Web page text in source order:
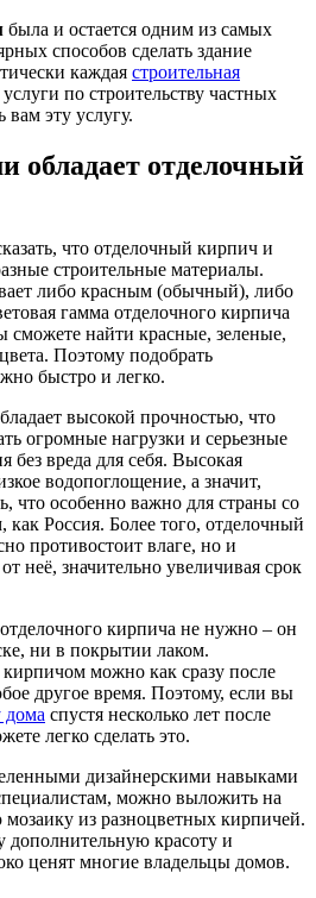
была и остается одним из самых
способов сделать здание
каждая строительная
по строительству частных
эту услугу.
обладает отделочный
что отделочный кирпич и
строительные материалы.
либо красным (обычный), либо
гамма отделочного кирпича
найти красные, зеленые,
Поэтому подобрать
быстро и легко.
высокой прочностью, что
огромные нагрузки и серьезные
без вреда для себя. Высокая
водопоглощение, а значит,
что особенно важно для страны со
Россия. Более того, отделочный
противостоит влаге, но и
неё, значительно увеличивая срок
кирпича не нужно – он
ни в покрытии лаком.
можно как сразу после
другое время. Поэтому, если вы
дома спустя несколько лет после
легко сделать это.
дизайнерскими навыками
можно выложить на
из разноцветных кирпичей.
красоту и
ценят многие владельцы домов.